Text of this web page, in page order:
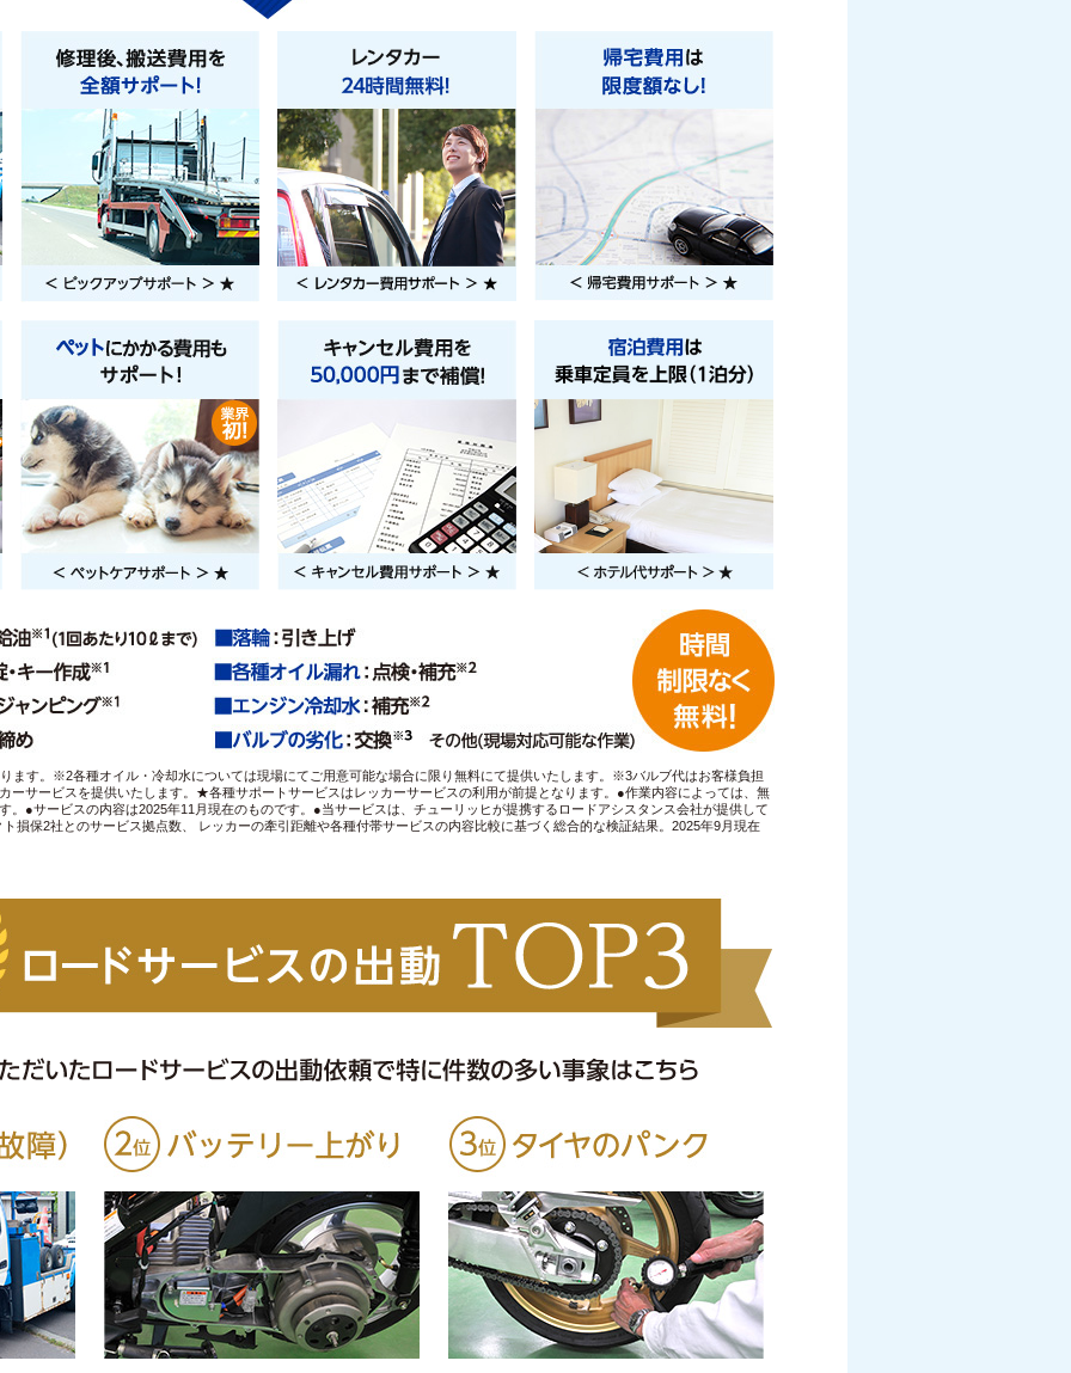
ます。※2各種オイル・冷却水については現場にてご用意可能な場合に限り無料にて提供いたします。※3バルブ代はお客様負担
ーサービスを提供いたします。★各種サポートサービスはレッカーサービスの利用が前提となります。●作業内容によっては、無
。●サービスの内容は2025年11月現在のものです。●当サービスは、チューリッヒが提携するロードアシスタンス会社が提供して
損保2社とのサービス拠点数、 レッカーの牽引距離や各種付帯サービスの内容比較に基づく総合的な検証結果。2025年9月現在